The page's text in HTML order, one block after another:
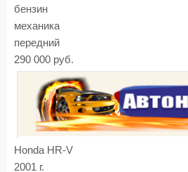
бензин
механика
передний
290 000 руб.
Honda HR-V
2001 г.